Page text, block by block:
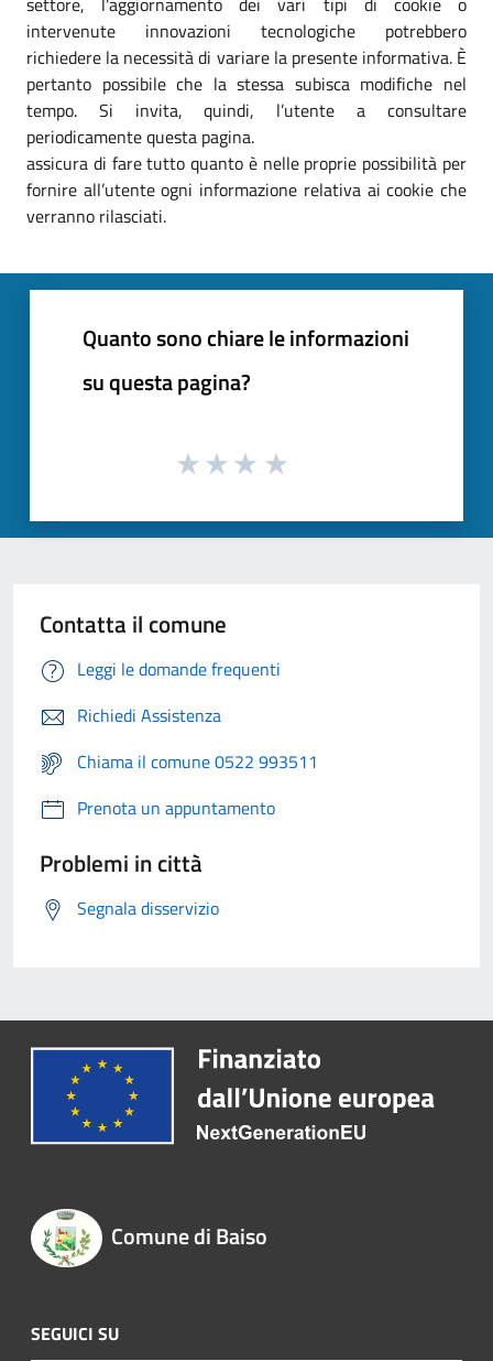
intervenute innovazioni tecnologiche potrebbero
richiedere la necessità di variare la presente informativa. È
pertanto possibile che la stessa subisca modifiche nel
tempo. Si invita, quindi, l’utente a consultare
periodicamente questa pagina.
assicura di fare tutto quanto è nelle proprie possibilità per
fornire all’utente ogni informazione relativa ai cookie che
verranno rilasciati.
Quanto sono chiare le informazioni
su questa pagina?
Contatta il comune
Leggi le domande frequenti
Richiedi Assistenza
Chiama il comune 0522 993511
Prenota un appuntamento
Problemi in città
Segnala disservizio
Comune di Baiso
SEGUICI SU